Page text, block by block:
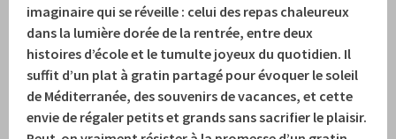
imaginaire qui se réveille : celui des repas chaleureux
dans la lumière dorée de la rentrée, entre deux
histoires d’école et le tumulte joyeux du quotidien. Il
suffit d’un plat à gratin partagé pour évoquer le soleil
de Méditerranée, des souvenirs de vacances, et cette
envie de régaler petits et grands sans sacrifier le plaisir.